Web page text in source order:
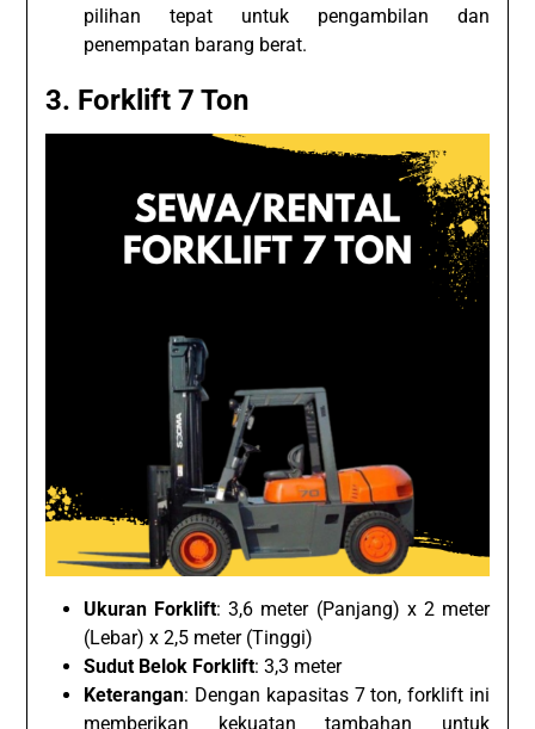
pilihan tepat untuk pengambilan dan
penempatan barang berat.
3. Forklift 7 Ton
Ukuran Forklift: 3,6 meter (Panjang) x 2 meter
(Lebar) x 2,5 meter (Tinggi)
Sudut Belok Forklift: 3,3 meter
Keterangan: Dengan kapasitas 7 ton, forklift ini
memberikan kekuatan tambahan untuk